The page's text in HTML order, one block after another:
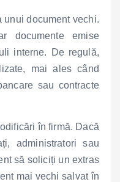
unui document vechi.
documente emise
interne. De regulă,
mai ales când
sau contracte
în firmă. Dacă
administratori sau
să soliciți un extras
mai vechi salvat în